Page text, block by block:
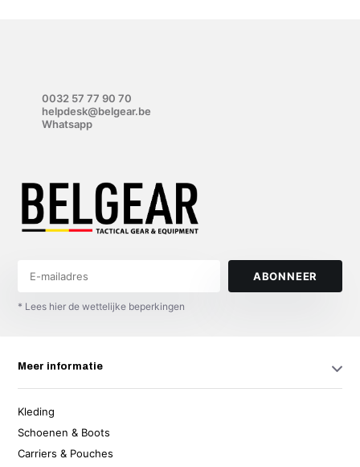
0032 57 77 90 70
helpdesk@belgear.be
Whatsapp
ABONNEER
* Lees hier de wettelijke beperkingen
Meer informatie
Kleding
Schoenen & Boots
Carriers & Pouches